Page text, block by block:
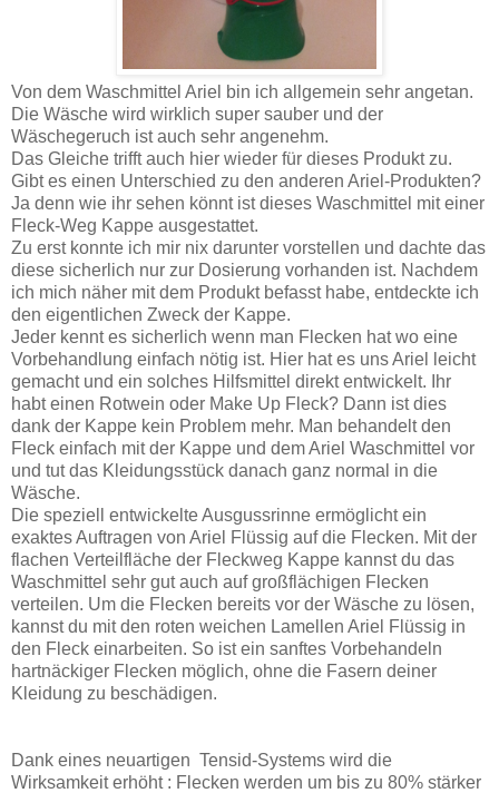
Von dem Waschmittel Ariel bin ich allgemein sehr angetan.
Die Wäsche wird wirklich super sauber und der
Wäschegeruch ist auch sehr angenehm.
Das Gleiche trifft auch hier wieder für dieses Produkt zu.
Gibt es einen Unterschied zu den anderen Ariel-Produkten?
Ja denn wie ihr sehen könnt ist dieses Waschmittel mit einer
Fleck-Weg Kappe ausgestattet.
Zu erst konnte ich mir nix darunter vorstellen und dachte das
diese sicherlich nur zur Dosierung vorhanden ist. Nachdem
ich mich näher mit dem Produkt befasst habe, entdeckte ich
den eigentlichen Zweck der Kappe.
Jeder kennt es sicherlich wenn man Flecken hat wo eine
Vorbehandlung einfach nötig ist. Hier hat es uns Ariel leicht
gemacht und ein solches Hilfsmittel direkt entwickelt. Ihr
habt einen Rotwein oder Make Up Fleck? Dann ist dies
dank der Kappe kein Problem mehr. Man behandelt den
Fleck einfach mit der Kappe und dem Ariel Waschmittel vor
und tut das Kleidungsstück danach ganz normal in die
Wäsche.
Die speziell entwickelte Ausgussrinne ermöglicht ein
exaktes Auftragen von Ariel Flüssig auf die Flecken. Mit der
flachen Verteilfläche der Fleckweg Kappe kannst du das
Waschmittel sehr gut auch auf großflächigen Flecken
verteilen. Um die Flecken bereits vor der Wäsche zu lösen,
kannst du mit den roten weichen Lamellen Ariel Flüssig in
den Fleck einarbeiten. So ist ein sanftes Vorbehandeln
hartnäckiger Flecken möglich, ohne die Fasern deiner
Kleidung zu beschädigen.
Dank eines neuartigen Tensid-Systems wird die
Wirksamkeit erhöht : Flecken werden um bis zu 80% stärker